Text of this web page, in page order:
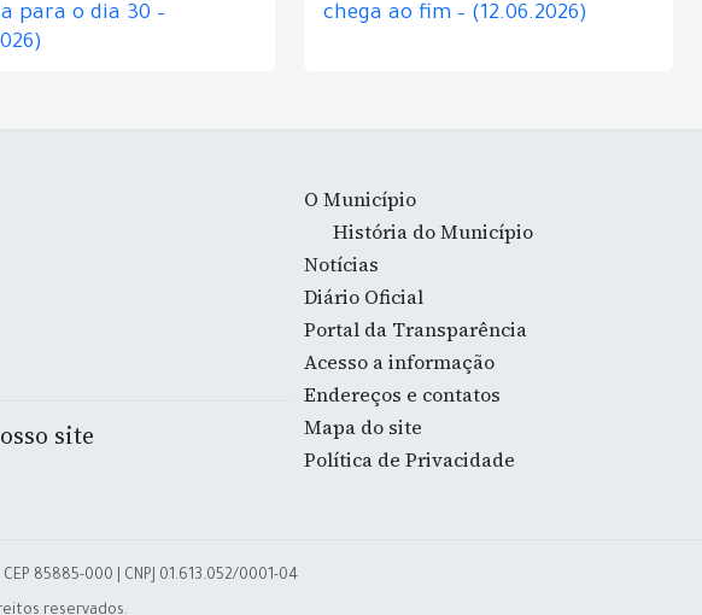
para o dia 30 –
chega ao fim – (12.06.2026)
site
O Município
História do Município
Notícias
Diário Oficial
Portal da Transparência
Acesso a informação
Endereços e contatos
Mapa do site
Política de Privacidade
85885-000 | CNPJ 01.613.052/0001-04
reservados.